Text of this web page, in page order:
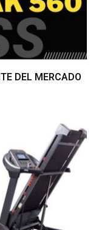
DEL MERCADO